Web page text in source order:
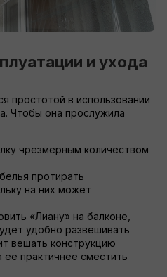
и ухода
простотой в использовании
Чтобы она прослужила
чрезмерным количеством
протирать
на них может
«Лиану» на балконе,
удобно развешивать
вешать конструкцию
практичнее сместить